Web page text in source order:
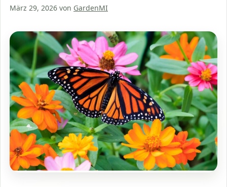
März 29, 2026 von GardenMI